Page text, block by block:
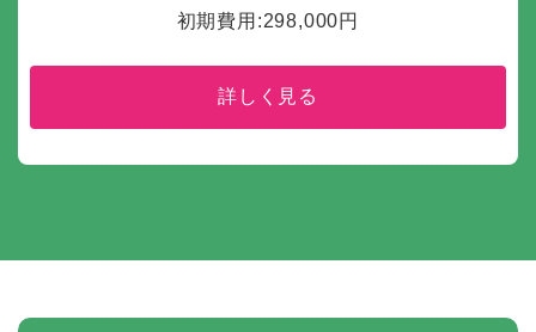
初期費用:298,000円
詳しく見る